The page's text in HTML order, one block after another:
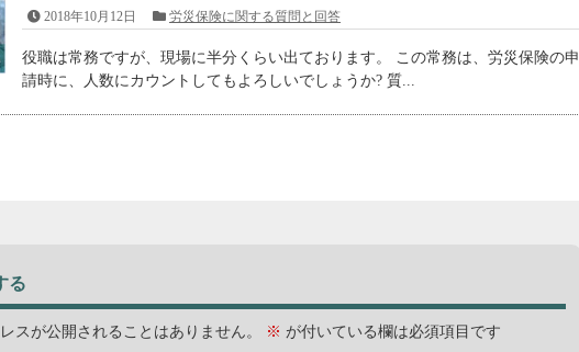
2018年10月12日 労災保険に関する質問と回答
役職は常務ですが、現場に半分くらい出ております。 この常務は、労災保険の申
請時に、人数にカウントしてもよろしいでしょうか? 質...
る
スが公開されることはありません。 ※ が付いている欄は必須項目です